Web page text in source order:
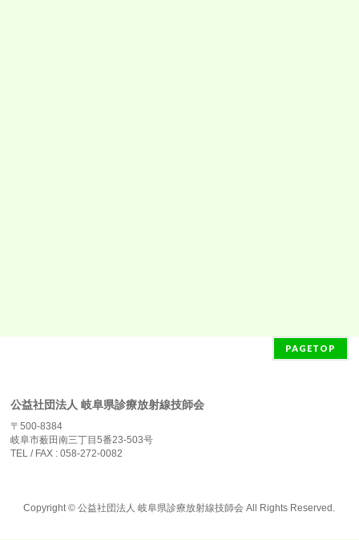
PAGETOP
公益社団法人 岐阜県診療放射線技師会
〒500-8384
岐阜市薮田南三丁目5番23-503号
TEL / FAX : 058-272-0082
Copyright ©公益社団法人 岐阜県診療放射線技師会 All Rights Reserved.